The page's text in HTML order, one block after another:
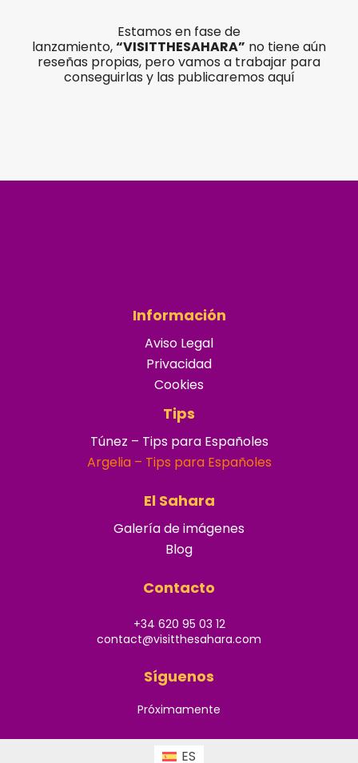
Estamos en fase de
lanzamiento,“VISITTHESAHARA” no tiene aún
reseñas propias, pero vamos a trabajar para
conseguirlas y las publicaremos aquí
Información
Aviso Legal
Privacidad
Cookies
Tips
Túnez – Tips para Españoles
Argelia – Tips para Españoles
El Sahara
Galería de imágenes
Blog
Contacto
+34 620 95 03 12
contact@visitthesahara.com
Síguenos
Próximamente
ES